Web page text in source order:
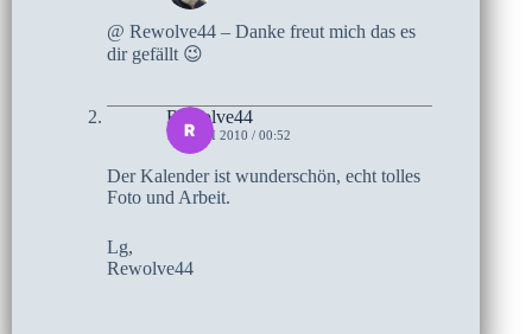
@ Rewolve44 – Danke freut mich das es
dir gefällt 😉
Rewolve44
11. JUNI 2010 / 00:52
Der Kalender ist wunderschön, echt tolles
Foto und Arbeit.
Lg,
Rewolve44